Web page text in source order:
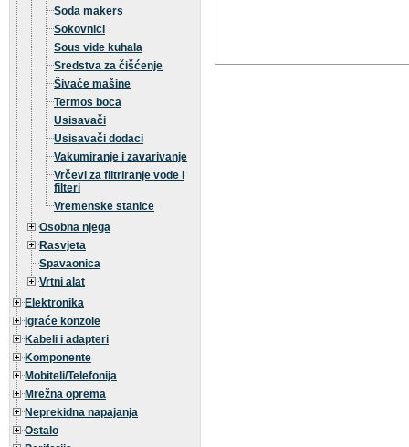
Soda makers
Sokovnici
Sous vide kuhala
Sredstva za čišćenje
Šivaće mašine
Termos boca
Usisavači
Usisavači dodaci
Vakumiranje i zavarivanje
Vrčevi za filtriranje vode i
filteri
Vremenske stanice
Osobna njega
Rasvjeta
Spavaonica
Vrtni alat
Elektronika
Igraće konzole
Kabeli i adapteri
Komponente
Mobiteli/Telefonija
Mrežna oprema
Neprekidna napajanja
Ostalo